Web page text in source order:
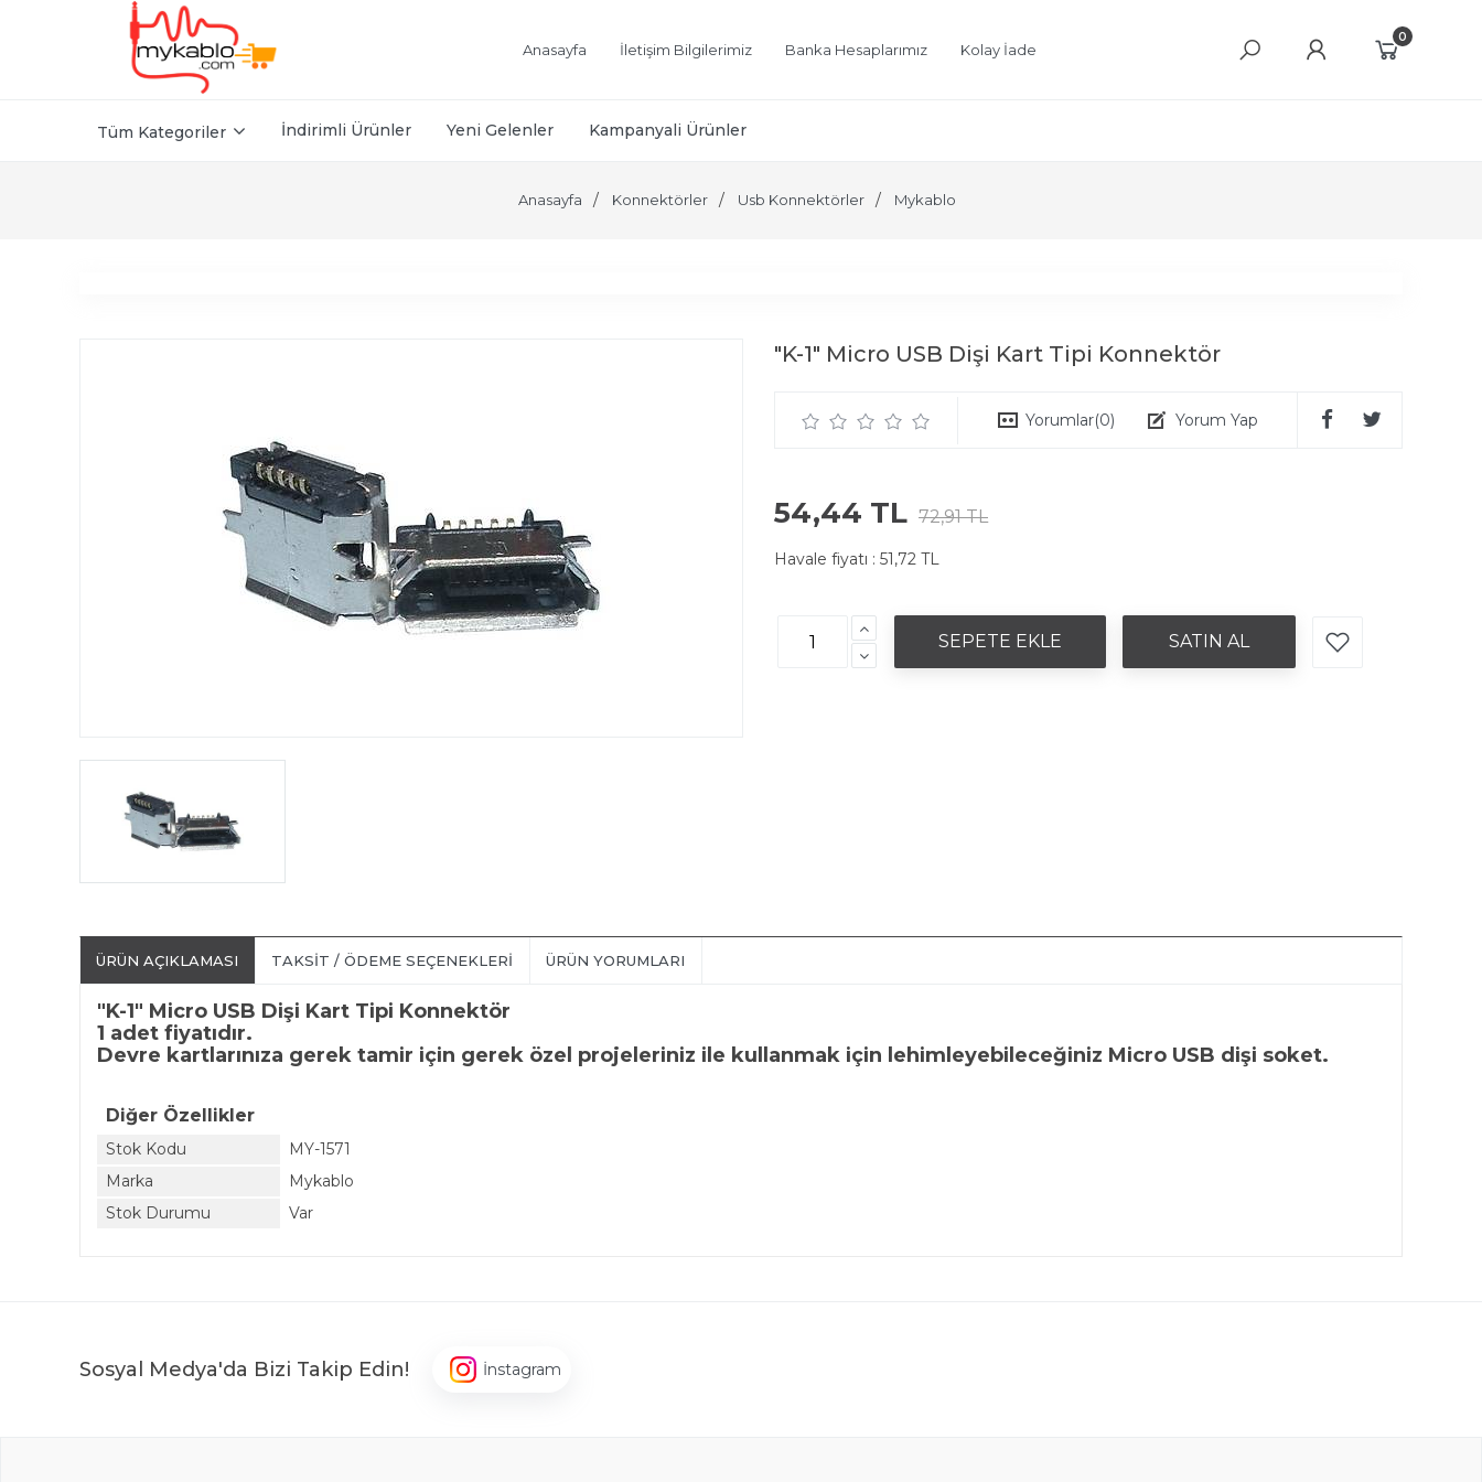
Anasayfa İletişim Bilgilerimiz Banka Hesaplarımız Kolay İade
0
Tüm Kategoriler İndirimli Ürünler Yeni Gelenler Kampanyali Ürünler
Anasayfa Konnektörler Usb Konnektörler Mykablo
"K-1" Micro USB Dişi Kart Tipi Konnektör
Yorumlar(0) Yorum Yap
54,44 TL 72,91 TL
Havale fiyatı : 51,72 TL
ÜRÜN AÇIKLAMASI TAKSIT / ÖDEME SEÇENEKLERI ÜRÜN YORUMLARI
"K-1" Micro USB Dişi Kart Tipi Konnektör
1 adet fiyatıdır.
Devre kartlarınıza gerek tamir için gerek özel projeleriniz ile kullanmak için lehimleyebileceğiniz Micro USB dişi soket.
Diğer Özellikler
Stok Kodu
MY-1571
Marka
Mykablo
Stok Durumu
Var
Sosyal Medya'da Bizi Takip Edin! İnstagram